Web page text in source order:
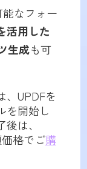
なフォー
活用した
生成も可
、UPDFを
を開始し
は、
格でご購